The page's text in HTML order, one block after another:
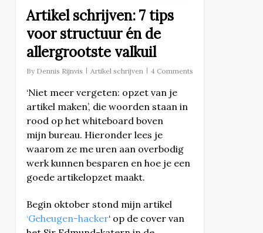
Artikel schrijven: 7 tips
voor structuur én de
allergrootste valkuil
By Dennis Rijnvis Artikel schrijven 4 Comments
‘Niet meer vergeten: opzet van je
artikel maken’, die woorden staan in
rood op het whiteboard boven
mijn bureau. Hieronder lees je
waarom ze me uren aan overbodig
werk kunnen besparen en hoe je een
goede artikelopzet maakt.
Begin oktober stond mijn artikel
‘Geheugen-hacker‘ op de cover van